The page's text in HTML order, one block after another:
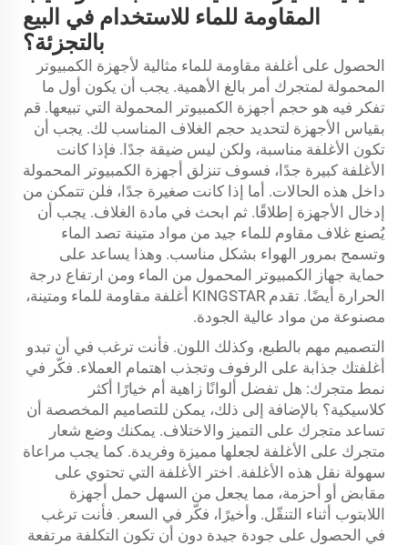
المقاومة للماء للاستخدام في البيع
بالتجزئة؟
الحصول على أغلفة مقاومة للماء مثالية لأجهزة الكمبيوتر
المحمولة لمتجرك أمر بالغ الأهمية. يجب أن يكون أول ما
تفكر فيه هو حجم أجهزة الكمبيوتر المحمولة التي تبيعها. قم
بقياس الأجهزة لتحديد حجم الغلاف المناسب لك. يجب أن
تكون الأغلفة مناسبة، ولكن ليس ضيقة جدًا. فإذا كانت
الأغلفة كبيرة جدًا، فسوف تنزلق أجهزة الكمبيوتر المحمولة
داخل هذه الحالات. أما إذا كانت صغيرة جدًا، فلن تتمكن من
إدخال الأجهزة إطلاقًا. ثم ابحث في مادة الغلاف. يجب أن
يُصنع غلاف مقاوم للماء جيد من مواد متينة تصد الماء
وتسمح بمرور الهواء بشكل مناسب. وهذا يساعد على
حماية جهاز الكمبيوتر المحمول من الماء ومن ارتفاع درجة
الحرارة أيضًا. تقدم KINGSTAR أغلفة مقاومة للماء ومتينة،
مصنوعة من مواد عالية الجودة.
التصميم مهم بالطبع، وكذلك اللون. فأنت ترغب في أن تبدو
أغلفتك جذابة على الرفوف وتجذب اهتمام العملاء. فكّر في
نمط متجرك: هل تفضل ألوانًا زاهية أم خيارًا أكثر
كلاسيكية؟ بالإضافة إلى ذلك، يمكن للتصاميم المخصصة أن
تساعد متجرك على التميز والاختلاف. يمكنك وضع شعار
متجرك على الأغلفة لجعلها مميزة وفريدة. كما يجب مراعاة
سهولة نقل هذه الأغلفة. اختر الأغلفة التي تحتوي على
مقابض أو أحزمة، مما يجعل من السهل حمل أجهزة
اللابتوب أثناء التنقّل. وأخيرًا، فكّر في السعر. فأنت ترغب
في الحصول على جودة جيدة دون أن تكون التكلفة مرتفعة